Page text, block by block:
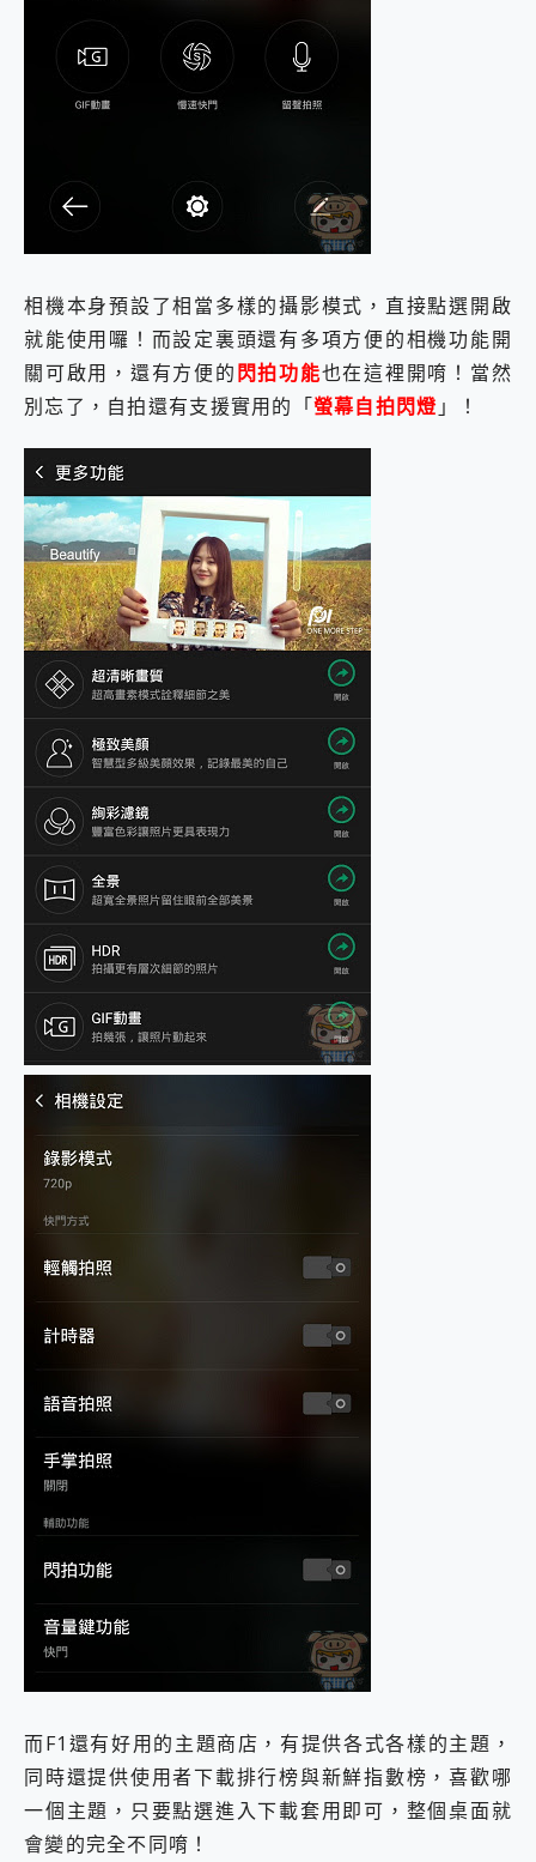
相機本身預設了相當多樣的攝影模式，直接點選開啟
就能使用囉！而設定裏頭還有多項方便的相機功能開
關可啟用，還有方便的閃拍功能也在這裡開唷！當然
別忘了，自拍還有支援實用的「螢幕自拍閃燈 」！
而F1還有好用的主題商店，有提供各式各樣的主題，
同時還提供使用者下載排行榜與新鮮指數榜，喜歡哪
一個主題，只要點選進入下載套用即可，整個桌面就
會變的完全不同唷！